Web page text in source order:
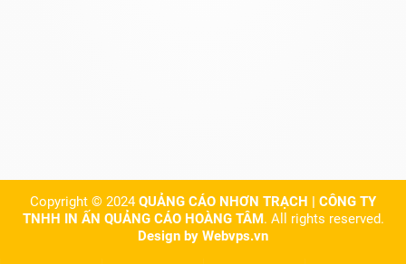
Copyright © 2024QUẢNG CÁO NHƠN TRẠCH | CÔNG TY
TNHH IN ẤN QUẢNG CÁO HOÀNG TÂM. All rights reserved.
Design by Webvps.vn